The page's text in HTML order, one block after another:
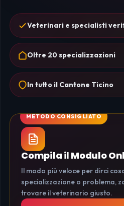
Veterinari e specialisti
Oltre 20 specializzazioni
In tutto il Cantone Ticino
Compila il Modulo
Il modo più veloce per dirci
specializzazione o problema,
trovare il veterinario giusto.